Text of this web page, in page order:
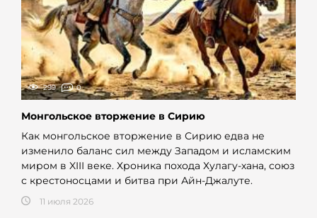
299 0
Монгольское вторжение в Сирию
Как монгольское вторжение в Сирию едва не
изменило баланс сил между Западом и исламским
миром в XIII веке. Хроника похода Хулагу-хана, союз
с крестоносцами и битва при Айн-Джалуте.
11 июля 2026